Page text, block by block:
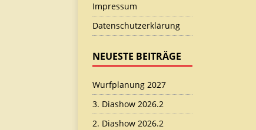
Impressum
Datenschutzerklärung
NEUESTE BEITRÄGE
Wurfplanung 2027
3. Diashow 2026.2
2. Diashow 2026.2